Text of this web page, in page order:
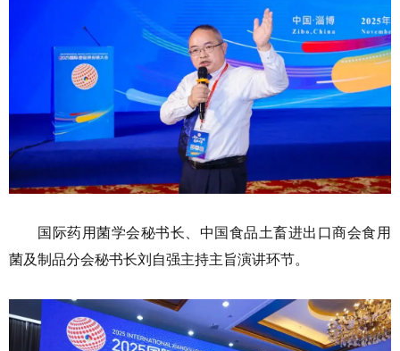
国际药用菌学会秘书长、中国食品土畜进出口商会食用
菌及制品分会秘书长刘自强主持主旨演讲环节。